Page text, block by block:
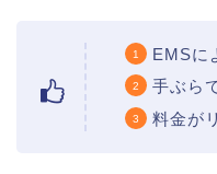
EMSに
手ぶら
料金が